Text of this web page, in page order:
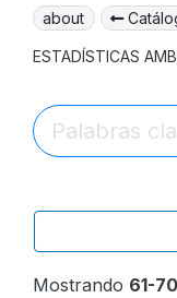
about
ESTADÍSTICAS
Mostrando 61-70